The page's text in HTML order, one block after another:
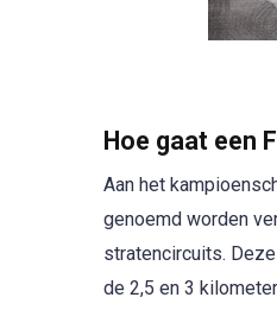
Hoe gaat een
Aan het
genoemd worden
stratencircuits.
de 2,5 en 3